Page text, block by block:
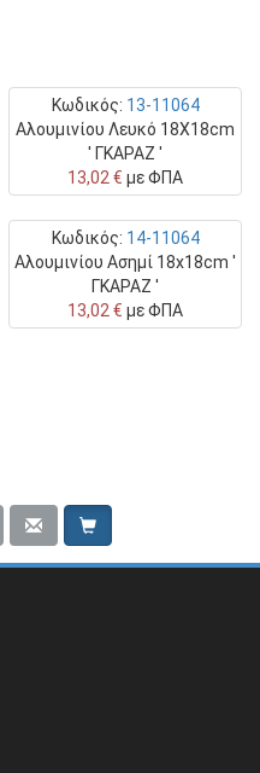
Κωδικός: 13-11064
Αλουμινίου Λευκό 18Χ18cm
' ΓΚΑΡΑΖ '
13,02 € με ΦΠΑ
Κωδικός: 14-11064
Αλουμινίου Ασημί 18x18cm '
ΓΚΑΡΑΖ '
13,02 € με ΦΠΑ